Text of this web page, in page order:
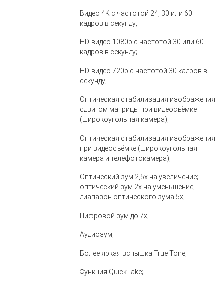
Видео 4K с частотой 24, 30 или 60
кадров в секунду;
HD‑видео 1080p с частотой 30 или 60
кадров в секунду;
HD‑видео 720p с частотой 30 кадров в
секунду;
Оптическая стабилизация изображения
сдвигом матрицы при видеосъёмке
(широкоугольная камера);
Оптическая стабилизация изображения
при видеосъёмке (широкоугольная
камера и телефотокамера);
Оптический зум 2,5x на увеличение;
оптический зум 2x на уменьшение;
диапазон оптического зума 5x;
Цифровой зум до 7x;
Аудиозум;
Более яркая вспышка True Tone;
Функция QuickTake;